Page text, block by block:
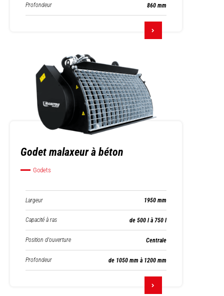
Profondeur 860 mm
Godet malaxeur à béton
Godets
Largeur 1950 mm
Capacité à ras de 500 l à 750 l
Position d'ouverture Centrale
Profondeur de 1050 mm à 1200 mm